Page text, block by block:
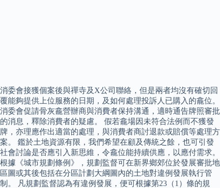
消委會接獲個案後與禪寺及X公司聯絡，但是兩者均沒有確切回
覆能夠提供上位服務的日期，及如何處理投訴人已購入的龕位。
消委會促請骨灰龕營辦商與消費者保持溝通，適時通告牌照審批
的消息，釋除消費者的疑慮。 假若龕場因未符合法例而不獲發
牌，亦理應作出適當的處理，與消費者商討退款或賠償等處理方
案。 鑑於土地資源有限，我們希望在顧及傳統之餘，也可引發
社會討論是否應引入新思維，令龕位能持續供應，以應付需求。
根據《城市規劃條例》，規劃監督可在新界鄉郊位於發展審批地
區圖或其後包括在分區計劃大綱圖內的土地對違例發展執行管
制。 凡規劃監督認為有違例發展，便可根據第23（1）條的規